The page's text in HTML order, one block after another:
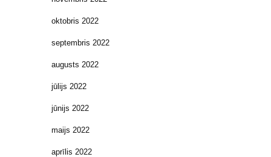
oktobris 2022
septembris 2022
augusts 2022
jūlijs 2022
jūnijs 2022
maijs 2022
aprīlis 2022